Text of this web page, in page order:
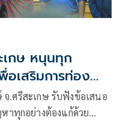
เสริมการท่อง
ทุกอย่างต้องแก้ด้วย